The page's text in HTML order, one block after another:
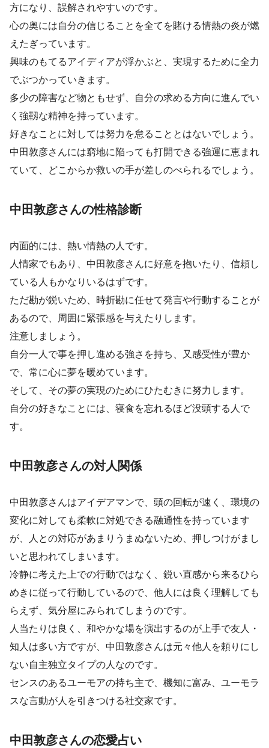
方になり、誤解されやすいのです。
心の奥には自分の信じることを全てを賭ける情熱の炎が燃
えたぎっています。
興味のもてるアイディアが浮かぶと、実現するために全力
でぶつかっていきます。
多少の障害など物ともせず、自分の求める方向に進んでい
く強靱な精神を持っています。
好きなことに対しては努力を怠ることとはないでしょう。
中田敦彦さんには窮地に陥っても打開できる強運に恵まれ
ていて、どこからか救いの手が差しのべられるでしょう。
中田敦彦さんの性格診断
内面的には、熱い情熱の人です。
人情家でもあり、中田敦彦さんに好意を抱いたり、信頼し
ている人もかなりいるはずです。
ただ勘が鋭いため、時折勘に任せて発言や行動することが
あるので、周囲に緊張感を与えたりします。
注意しましょう。
自分一人で事を押し進める強さを持ち、又感受性が豊か
で、常に心に夢を暖めています。
そして、その夢の実現のためにひたむきに努力します。
自分の好きなことには、寝食を忘れるほど没頭する人で
す。
中田敦彦さんの対人関係
中田敦彦さんはアイデアマンで、頭の回転が速く、環境の
変化に対しても柔軟に対処できる融通性を持っています
が、人との対応があまりうまぬないため、押しつけがまし
いと思われてしまいます。
冷静に考えた上での行動ではなく、鋭い直感から来るひら
めきに従って行動しているので、他人には良く理解しても
らえず、気分屋にみられてしまうのです。
人当たりは良く、和やかな場を演出するのが上手で友人・
知人は多い方ですが、中田敦彦さんは元々他人を頼りにし
ない自主独立タイプの人なのです。
センスのあるユーモアの持ち主で、機知に富み、ユーモラ
スな言動が人を引きつける社交家です。
中田敦彦さんの恋愛占い